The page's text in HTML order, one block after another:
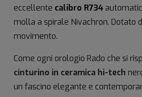
eccellente calibro R734
molla a spirale Nivachron. Dotato
movimento.
Come ogni orologio Rado che si
cinturino in ceramica hi-tech
un fascino elegante e